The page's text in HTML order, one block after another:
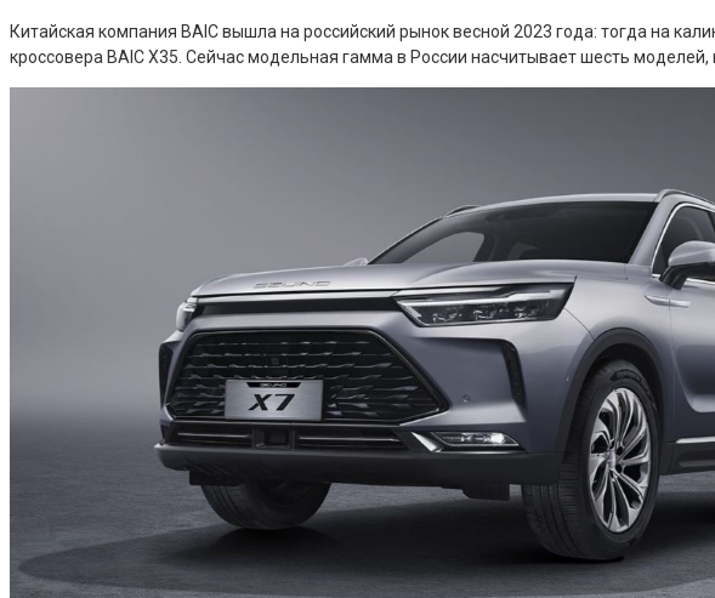
Китайская компания BAIC вышла на российский рынок весной 2023 года: тогда на
кроссовера BAIC X35. Сейчас модельная гамма в России насчитывает шесть